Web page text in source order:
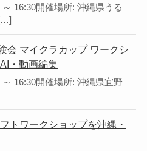
16:30開催場所: 沖縄県うる
会 マイクラカップ ワークシ
・動画編集
16:30開催場所: 沖縄県宜野
トワークショップを沖縄・